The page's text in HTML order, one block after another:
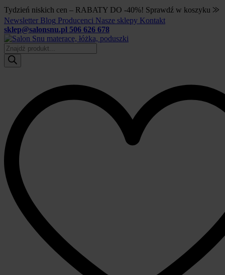
Tydzień niskich cen – RABATY DO -40%! Sprawdź w koszyku ⨠
Newsletter Blog Producenci Nasze sklepy Kontakt
sklep@salonsnu.pl 506 626 678
Wyszukiwarka
produktów